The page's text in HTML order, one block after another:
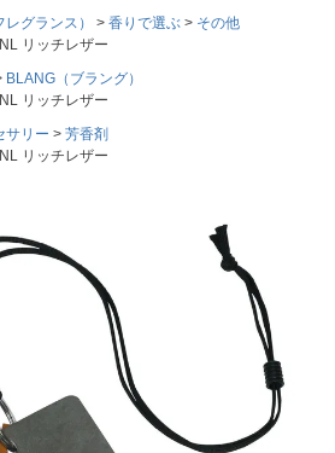
グランス） 香りで選ぶ
その他
リッチレザー
BLANG（ブラング）
リッチレザー
サリー
芳香剤
リッチレザー